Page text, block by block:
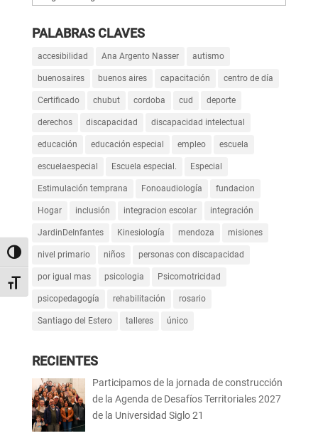
Alternar alto contraste
Alternar tamaño de letra
PALABRAS CLAVES
accesibilidad Ana Argento Nasser autismo
buenosaires buenos aires capacitación centro de día
Certificado chubut cordoba cud deporte
derechos discapacidad discapacidad intelectual
educación educación especial empleo escuela
escuelaespecial Escuela especial. Especial
Estimulación temprana Fonoaudiología fundacion
Hogar inclusión integracion escolar integración
JardinDeInfantes Kinesiología mendoza misiones
nivel primario niños personas con discapacidad
por igual mas psicologia Psicomotricidad
psicopedagogía rehabilitación rosario
Santiago del Estero talleres único
RECIENTES
Participamos de la jornada de construcción
de la Agenda de Desafíos Territoriales 2027
de la Universidad Siglo 21